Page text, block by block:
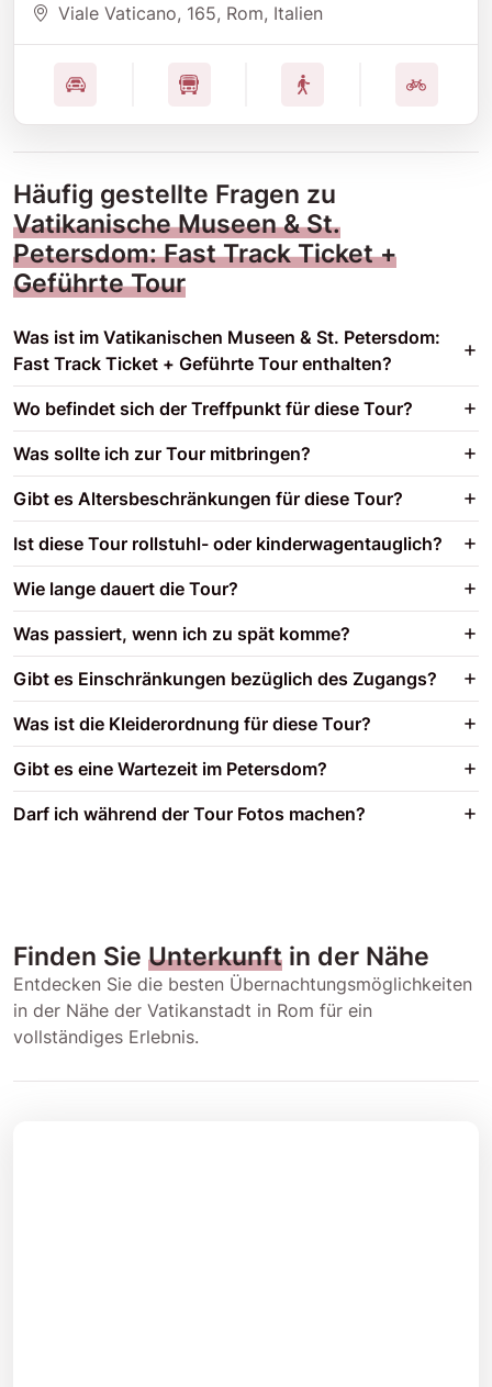
Viale Vaticano, 165, Rom, Italien
Häufig gestellte Fragen zu
Vatikanische Museen & St.
Petersdom: Fast Track Ticket +
Geführte Tour
Was ist im Vatikanischen Museen & St. Petersdom:
Fast Track Ticket + Geführte Tour enthalten?
Wo befindet sich der Treffpunkt für diese Tour?
Was sollte ich zur Tour mitbringen?
Gibt es Altersbeschränkungen für diese Tour?
Ist diese Tour rollstuhl- oder kinderwagentauglich?
Wie lange dauert die Tour?
Was passiert, wenn ich zu spät komme?
Gibt es Einschränkungen bezüglich des Zugangs?
Was ist die Kleiderordnung für diese Tour?
Gibt es eine Wartezeit im Petersdom?
Darf ich während der Tour Fotos machen?
Finden Sie Unterkunft in der Nähe
Entdecken Sie die besten Übernachtungsmöglichkeiten
in der Nähe der Vatikanstadt in Rom für ein
vollständiges Erlebnis.